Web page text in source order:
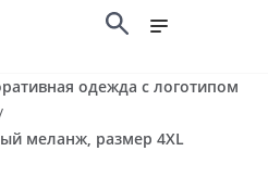
одежда с логотипом
меланж, размер 4XL